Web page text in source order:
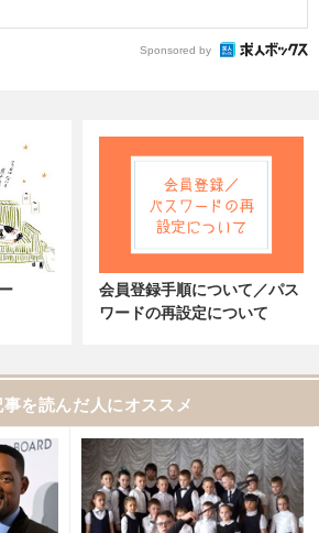
Sponsored by
会員登録手順について／パス
ワードの再設定について
事を読んだ人にオススメ